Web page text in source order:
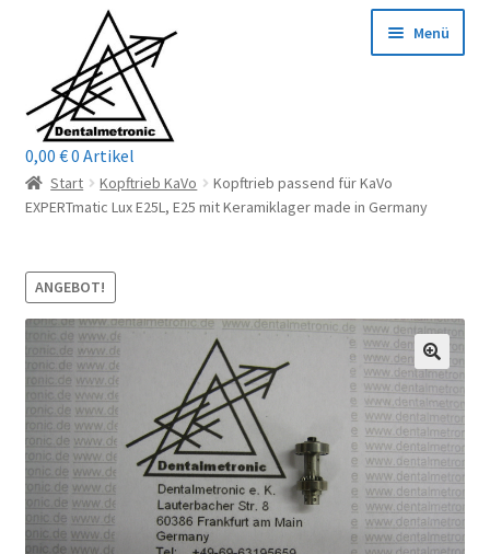
Navigation
springen
springen
Menü
Home
Mein Konto / Login
Kontakt
Reparaturservice
öffnen
Wichtige Infos
öffnen
Unsere Firma
0,00 €0 Artikel
Start Kopftrieb KaVo
Kopftrieb passend für KaVo
EXPERTmatic Lux E25L, E25 mit Keramiklager made in Germany
ANGEBOT!